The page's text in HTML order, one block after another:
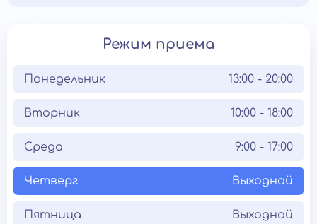
Режим приема
Понедельник 13:00 - 20:00
Вторник 10:00 - 18:00
Среда 9:00 - 17:00
Четверг Выходной
Пятница Выходной